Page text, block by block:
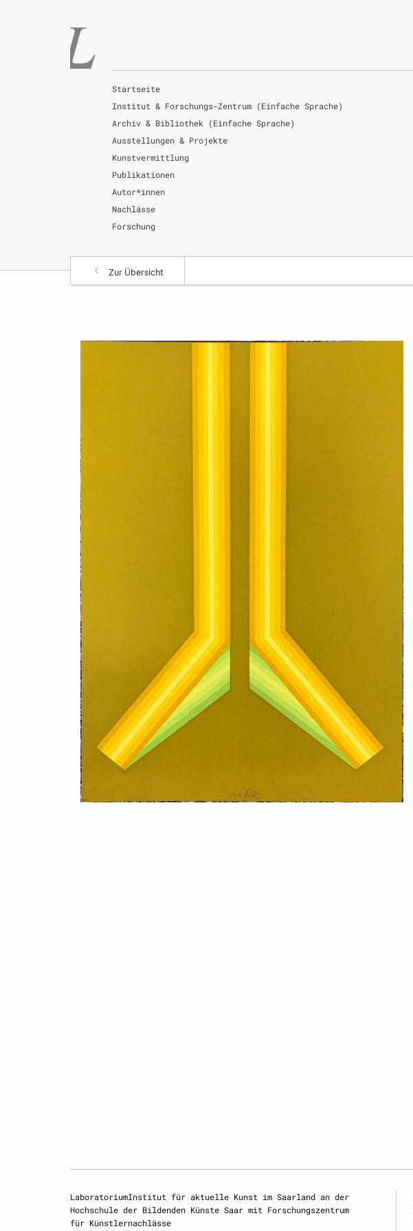
Startseite
Institut & Forschungs-Zentrum (Einfache Sprache)
Archiv & Bibliothek (Einfache Sprache)
Ausstellungen & Projekte
Kunstvermittlung
Publikationen
Autor*innen
Nachlässe
Forschung
Zur Übersicht
LaboratoriumInstitut für aktuelle Kunst im Saarland an der
Hochschule der Bildenden Künste Saar mit Forschungszentrum
für Künstlernachlässe